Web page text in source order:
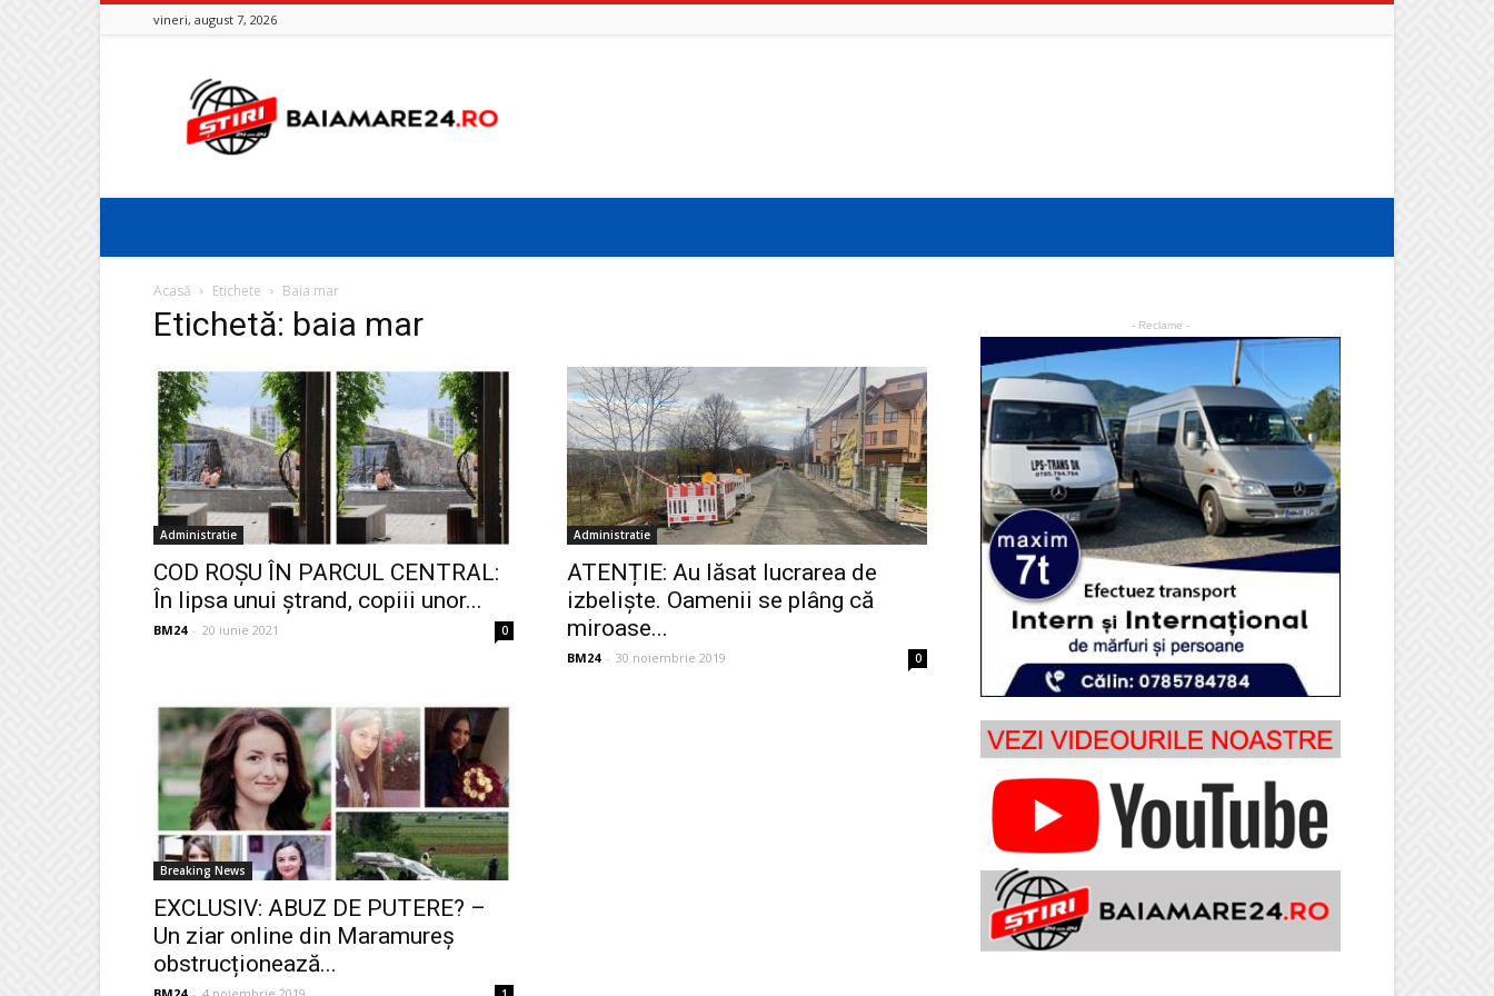
vineri, august 7, 2026
Baia
Mare
24
Acasă Etichete Baia mar
Etichetă: baia mar
Administratie
COD ROȘU ÎN PARCUL CENTRAL:
În lipsa unui ștrand, copiii unor...
BM24 - 20 iunie 2021 0
Administratie
ATENȚIE: Au lăsat lucrarea de
izbeliște. Oamenii se plâng că
miroase...
BM24 - 30 noiembrie 2019 0
Breaking News
EXCLUSIV: ABUZ DE PUTERE? –
Un ziar online din Maramureș
obstrucționează...
- Reclame -